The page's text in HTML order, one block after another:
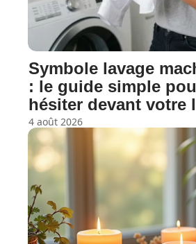
Symbole lavage
: le guide simple
hésiter devant votre
4 août 2026